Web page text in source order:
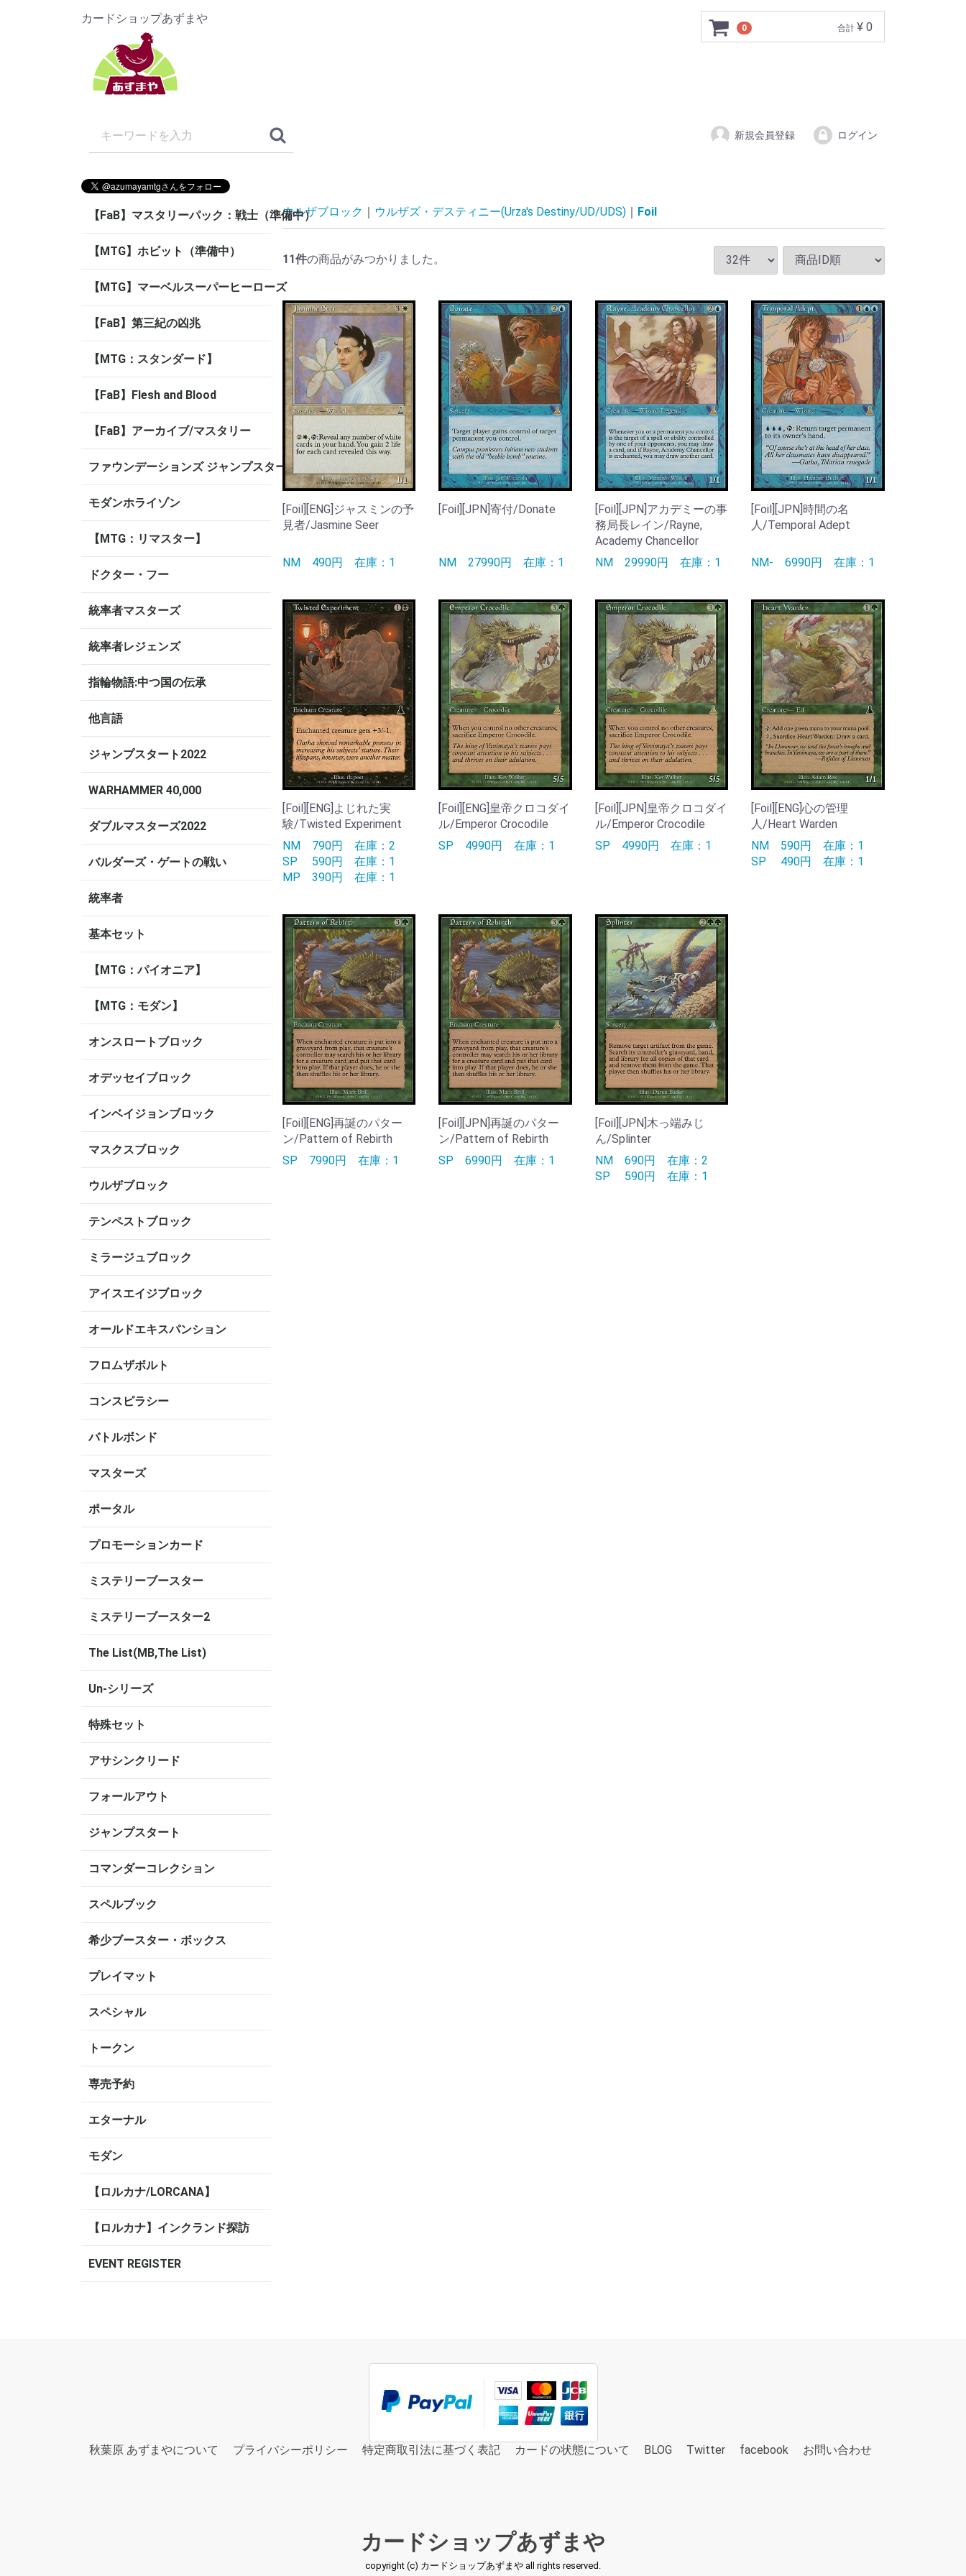
カードショップあずまや
新規会員登録 ログイン
0 合計 ¥ 0
【FaB】マスタリーパック：戦士（準備中）
【MTG】ホビット（準備中）
【MTG】マーベルスーパーヒーローズ
【FaB】第三紀の凶兆
【MTG：スタンダード】
【FaB】Flesh and Blood
【FaB】アーカイブ/マスタリー
ファウンデーションズ ジャンプスタート
モダンホライゾン
【MTG：リマスター】
ドクター・フー
統率者マスターズ
統率者レジェンズ
指輪物語:中つ国の伝承
他言語
ジャンプスタート2022
WARHAMMER 40,000
ダブルマスターズ2022
バルダーズ・ゲートの戦い
統率者
基本セット
【MTG：パイオニア】
【MTG：モダン】
オンスロートブロック
オデッセイブロック
インベイジョンブロック
マスクスブロック
ウルザブロック
テンペストブロック
ミラージュブロック
アイスエイジブロック
オールドエキスパンション
フロムザボルト
コンスピラシー
バトルボンド
マスターズ
ポータル
プロモーションカード
ミステリーブースター
ミステリーブースター2
The List(MB,The List)
Un-シリーズ
特殊セット
アサシンクリード
フォールアウト
ジャンプスタート
コマンダーコレクション
スペルブック
希少ブースター・ボックス
プレイマット
スペシャル
トークン
専売予約
エターナル
モダン
【ロルカナ/LORCANA】
【ロルカナ】インクランド探訪
EVENT REGISTER
ウルザブロック ウルザズ・デスティニー(Urza's Destiny/UD/UDS) Foil
11件の商品がみつかりました。
[Foil][ENG]ジャスミンの予
見者/Jasmine Seer
NM 490円 在庫：1
[Foil][JPN]寄付/Donate
NM27990円在庫：1
[Foil][JPN]アカデミーの事
務局長レイン/Rayne,
Academy Chancellor
NM 29990円 在庫：1
[Foil][JPN]時間の名
人/Temporal Adept
NM-6990円在庫：1
[Foil][ENG]よじれた実
験/Twisted Experiment
NM 790円 在庫：2
SP
590円 在庫：1
MP 390円 在庫：1
[Foil][ENG]皇帝クロコダイ
ル/Emperor Crocodile
SP 4990円在庫：1
[Foil][JPN]皇帝クロコダイ
ル/Emperor Crocodile
SP 4990円 在庫：1
[Foil][ENG]心の管理
人/Heart Warden
NM 590円在庫：1
SP
490円在庫：1
[Foil][ENG]再誕のパター
ン/Pattern of Rebirth
SP 7990円 在庫：1
[Foil][JPN]再誕のパター
ン/Pattern of Rebirth
SP6990円在庫：1
[Foil][JPN]木っ端みじ
ん/Splinter
NM 690円 在庫：2
SP
590円 在庫：1
秋葉原 あずまやについて プライバシーポリシー 特定商取引法に基づく表記 カードの状態について BLOG Twitter facebook お問い合わせ
カードショップあずまや
copyright (c) カードショップあずまや all rights reserved.